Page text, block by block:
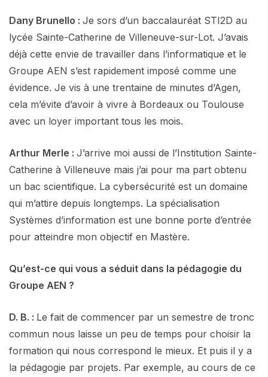
Dany Brunello : Je sors d’un baccalauréat STI2D au
lycée Sainte-Catherine de Villeneuve-sur-Lot. J’avais
déjà cette envie de travailler dans l’informatique et le
Groupe AEN s’est rapidement imposé comme une
évidence. Je vis à une trentaine de minutes d’Agen,
cela m’évite d’avoir à vivre à Bordeaux ou Toulouse
avec un loyer important tous les mois.
Arthur Merle : J’arrive moi aussi de l’Institution Sainte-
Catherine à Villeneuve mais j’ai pour ma part obtenu
un bac scientifique. La cybersécurité est un domaine
qui m’attire depuis longtemps. La spécialisation
Systèmes d’information est une bonne porte d’entrée
pour atteindre mon objectif en Mastère.
Qu’est-ce qui vous a séduit dans la pédagogie du
Groupe AEN ?
D. B. : Le fait de commencer par un semestre de tronc
commun nous laisse un peu de temps pour choisir la
formation qui nous correspond le mieux. Et puis il y a
la pédagogie par projets. Par exemple, au cours de ce